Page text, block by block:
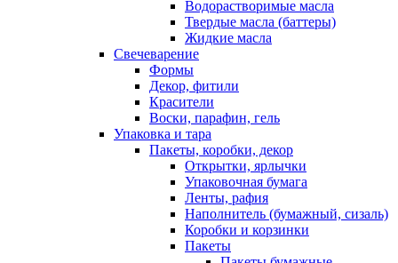
Водорастворимые масла
Твердые масла (баттеры)
Жидкие масла
Свечеварение
Формы
Декор, фитили
Красители
Воски, парафин, гель
Упаковка и тара
Пакеты, коробки, декор
Открытки, ярлычки
Упаковочная бумага
Ленты, рафия
Наполнитель (бумажный, сизаль)
Коробки и корзинки
Пакеты